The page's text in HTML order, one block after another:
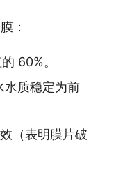
：
60%。
水质稳定为前
（表明膜片破